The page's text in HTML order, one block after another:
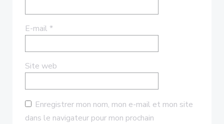
E-mail *
Site web
Enregistrer mon nom, mon e-mail et mon site
dans le navigateur pour mon prochain